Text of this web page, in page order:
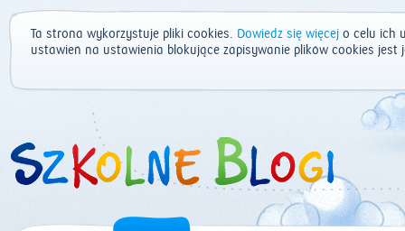
Ta strona wykorzystuje pliki cookies. Dowiedz się więcej o celu ich
ustawień na ustawienia blokujące zapisywanie plików cookies